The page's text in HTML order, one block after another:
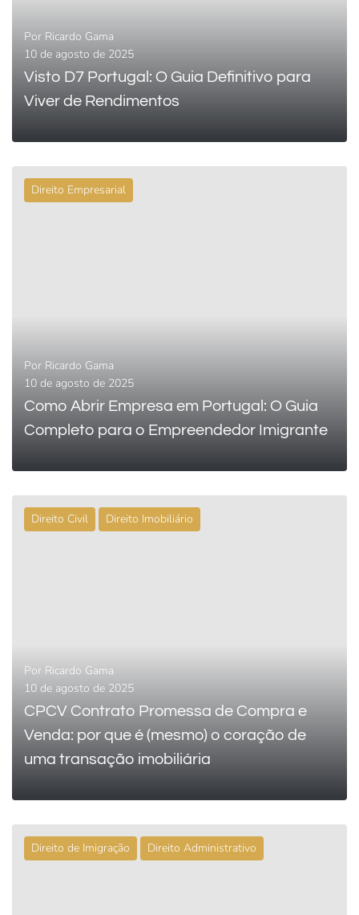
Por Ricardo Gama
10 de agosto de 2025
Visto D7 Portugal: O Guia Definitivo para
Viver de Rendimentos
Direito Empresarial
Por Ricardo Gama
10 de agosto de 2025
Como Abrir Empresa em Portugal: O Guia
Completo para o Empreendedor Imigrante
Direito Civil Direito Imobiliário
Por Ricardo Gama
10 de agosto de 2025
CPCV Contrato Promessa de Compra e
Venda: por que é (mesmo) o coração de
uma transação imobiliária
Direito de Imigração Direito Administrativo